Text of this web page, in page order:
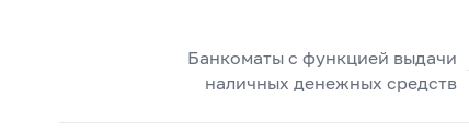
Банкоматы с функцией выдачи
наличных денежных средств